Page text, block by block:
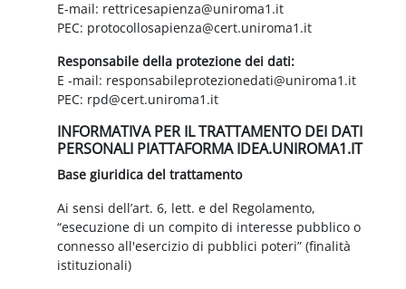
E-mail: rettricesapienza@uniroma1.it
PEC: protocollosapienza@cert.uniroma1.it
Responsabile della protezione dei dati:
E -mail: responsabileprotezionedati@uniroma1.it
PEC: rpd@cert.uniroma1.it
INFORMATIVA PER IL TRATTAMENTO DEI DATI
PERSONALI PIATTAFORMA IDEA.UNIROMA1.IT
Base giuridica del trattamento
Ai sensi dell’art. 6, lett. e del Regolamento,
“esecuzione di un compito di interesse pubblico o
connesso all'esercizio di pubblici poteri” (finalità
istituzionali)